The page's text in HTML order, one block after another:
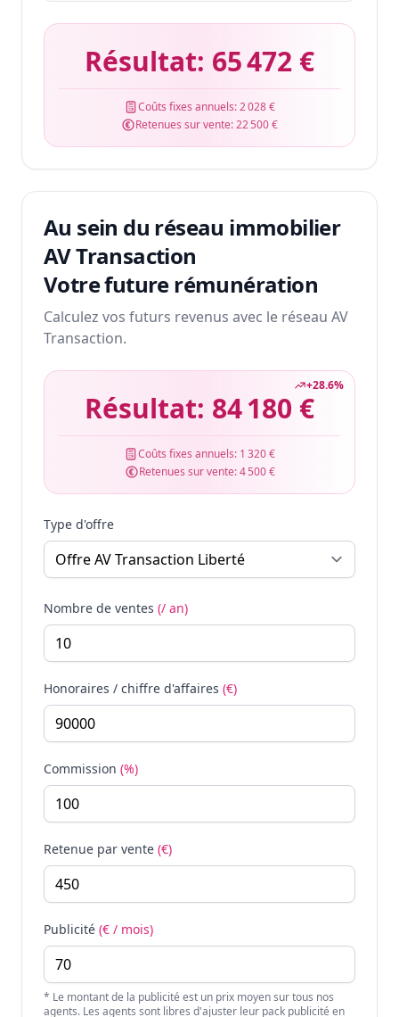
Résultat: 65 472 €
Coûts fixes annuels:2 028 €
Retenues sur vente:22 500 €
Au sein du réseau immobilier
AV Transaction
Votre future rémunération
Calculez vos futurs revenus avec le réseau AV
Transaction.
+28.6%
Résultat: 84 180 €
Coûts fixes annuels: 1 320 €
Retenues sur vente:4 500 €
Type d'offre
Nombre de ventes (/ an)
Honoraires / chiffre d'affaires (€)
Commission (%)
Retenue par vente (€)
Publicité (€ / mois)
* Le montant de la publicité est un prix moyen sur tous nos
agents. Les agents sont libres d'ajuster leur pack publicité en